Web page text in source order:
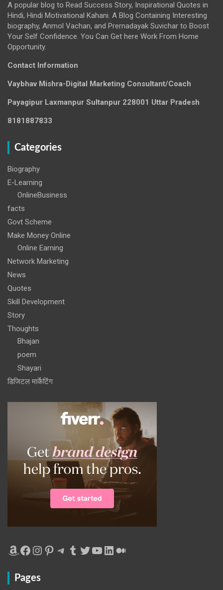
A popular blog to Read Success Story, Inspirational Quotes in
Hindi, Hindi Motivational Kahani. A Blog Containing Interesting
biography, Anmol Vachan, and Prernadayak Suvichar to Boost
Your Self Confidence. You Can Get here Work From Home
Opportunity.
Contact Information
Vaybhav Mishra-Digital Marketing Consultant/Coach
Payagipur Laxmanpur Sultanpur 228001 Uttar Pradesh
8181887833
Categories
Biography
E-Learning
OnlineBusiness
facts
Govt Scheme
Make Money Online
Online Earning
Network Marketing
News
Quotes
Skill Development
Story
Thoughts
Bhajan
poem
Shayari
डिजिटल मार्केटिंग
Amazon
Facebook
Instagram
Pinterest
Telegram
Tumblr
Twitter
YouTube
LinkedIn
Medium
Pages